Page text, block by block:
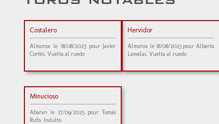
Costalero
Almorox le 18/08/2023 pour Javier
Cortés. Vuelta al ruedo
Hervidor
Almorox le 18/08/2023 pour Alberto
Lamelas. Vuelta al ruedo
Minucioso
Abaran le 27/09/2025 pour Tomás
Rufo. Indulto